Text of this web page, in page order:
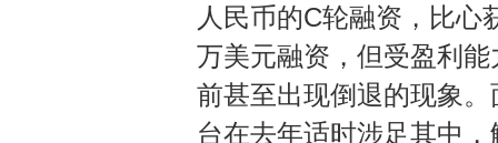
人民币的C轮融资，比心
万美元融资，但受盈利
前甚至出现倒退的现象
台在去年适时涉足其中